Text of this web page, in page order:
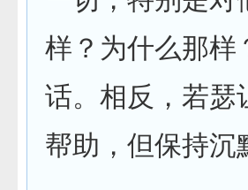
样？为什么那样
话。相反，若瑟
帮助，但保持沉